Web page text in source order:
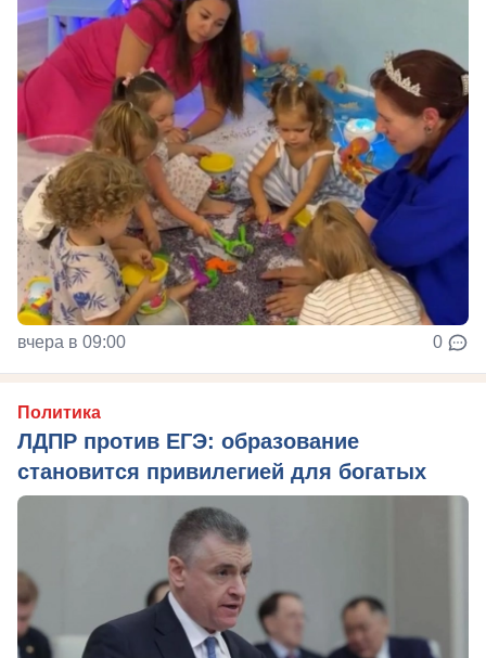
вчера в 09:00 0
Политика
ЛДПР против ЕГЭ: образование
становится привилегией для богатых